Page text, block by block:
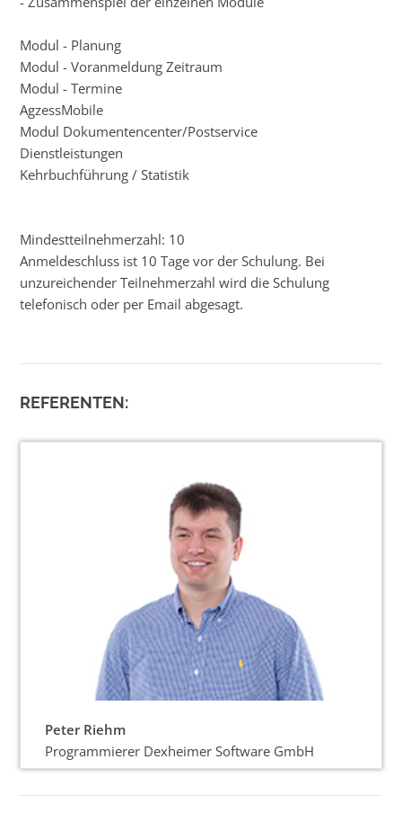
Modul - Planung
Modul - Voranmeldung Zeitraum
Modul - Termine
AgzessMobile
Modul Dokumentencenter/Postservice
Dienstleistungen
Kehrbuchführung / Statistik
Mindestteilnehmerzahl: 10
Anmeldeschluss ist 10 Tage vor der Schulung. Bei
unzureichender Teilnehmerzahl wird die Schulung
telefonisch oder per Email abgesagt.
REFERENTEN:
Peter Riehm
Programmierer Dexheimer Software GmbH